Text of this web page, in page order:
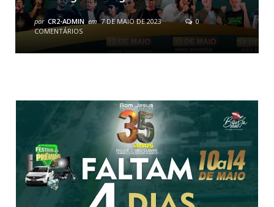
por CR2-ADMIN em 7 DE MAIO DE 2023
0
COMENTÁRIOS